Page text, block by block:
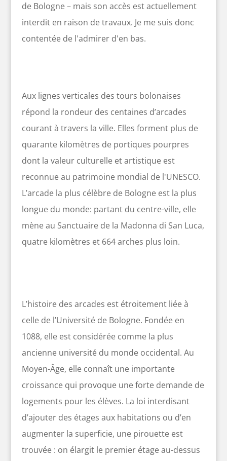
de Bologne – mais son accès est actuellement
interdit en raison de travaux. Je me suis donc
contentée de l'admirer d'en bas.
Aux lignes verticales des tours bolonaises
répond la rondeur des centaines d’arcades
courant à travers la ville. Elles forment plus de
quarante kilomètres de portiques pourpres
dont la valeur culturelle et artistique est
reconnue au patrimoine mondial de l'UNESCO.
L’arcade la plus célèbre de Bologne est la plus
longue du monde: partant du centre-ville, elle
mène au Sanctuaire de la Madonna di San Luca,
quatre kilomètres et 664 arches plus loin.
L’histoire des arcades est étroitement liée à
celle de l’Université de Bologne. Fondée en
1088, elle est considérée comme la plus
ancienne université du monde occidental. Au
Moyen-Âge, elle connaît une importante
croissance qui provoque une forte demande de
logements pour les élèves. La loi interdisant
d’ajouter des étages aux habitations ou d’en
augmenter la superficie, une pirouette est
trouvée : on élargit le premier étage au-dessus